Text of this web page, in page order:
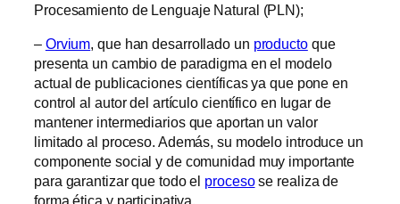
Procesamiento de Lenguaje Natural (PLN);
– Orvium, que han desarrollado un productoque
presenta un cambio de paradigma en el modelo
actual de publicaciones científicas ya que pone en
control al autor del artículo científico en lugar de
mantener intermediarios que aportan un valor
limitado al proceso. Además, su modelo introduce un
componente social y de comunidad muy importante
para garantizar que todo el procesose realiza de
forma ética y participativa.